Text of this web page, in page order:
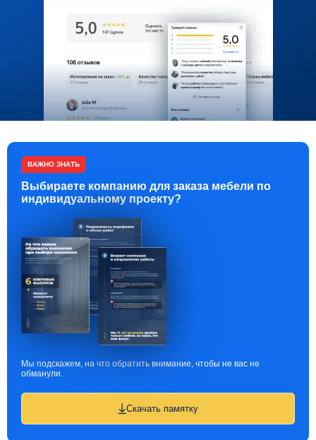
ВАЖНО ЗНАТЬ
Выбираете компанию для заказа мебели по
индивидуальному проекту?
Мы подскажем, на что обратить внимание, чтобы не вас не
обманули.
Скачать памятку